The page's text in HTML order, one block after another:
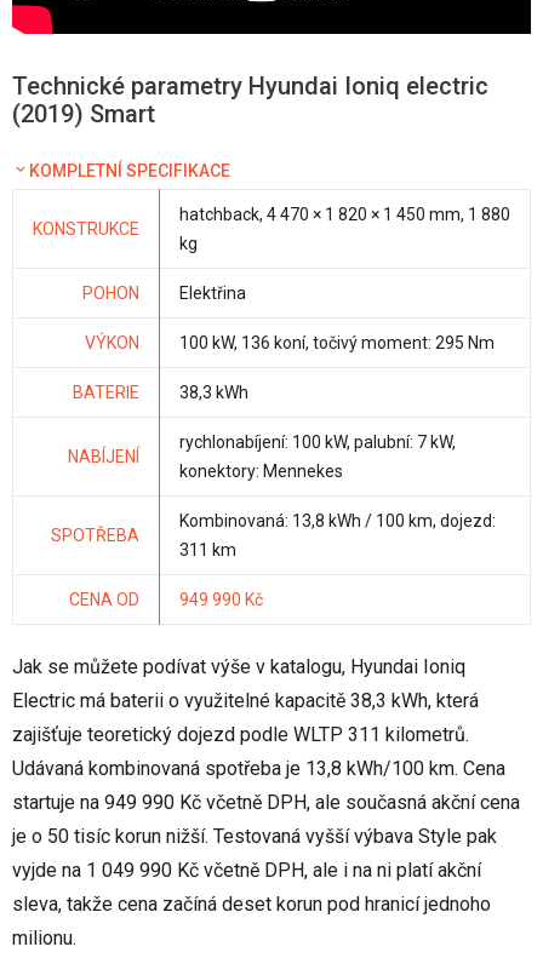
Technické parametry Hyundai Ioniq electric
(2019) Smart
KOMPLETNÍ SPECIFIKACE
KONSTRUKCE
hatchback, 4 470 × 1 820 × 1 450 mm, 1 880
kg
POHON Elektřina
VÝKON 100 kW, 136 koní, točivý moment: 295 Nm
BATERIE 38,3 kWh
NABÍJENÍ
rychlonabíjení: 100 kW, palubní: 7 kW,
konektory: Mennekes
SPOTŘEBA
Kombinovaná: 13,8 kWh / 100 km, dojezd:
311 km
CENA OD 949 990 Kč
Jak se můžete podívat výše v katalogu, Hyundai Ioniq
Electric má baterii o využitelné kapacitě 38,3 kWh, která
zajišťuje teoretický dojezd podle WLTP 311 kilometrů.
Udávaná kombinovaná spotřeba je 13,8 kWh/100 km. Cena
startuje na 949 990 Kč včetně DPH, ale současná akční cena
je o 50 tisíc korun nižší. Testovaná vyšší výbava Style pak
vyjde na 1 049 990 Kč včetně DPH, ale i na ni platí akční
sleva, takže cena začíná deset korun pod hranicí jednoho
milionu.